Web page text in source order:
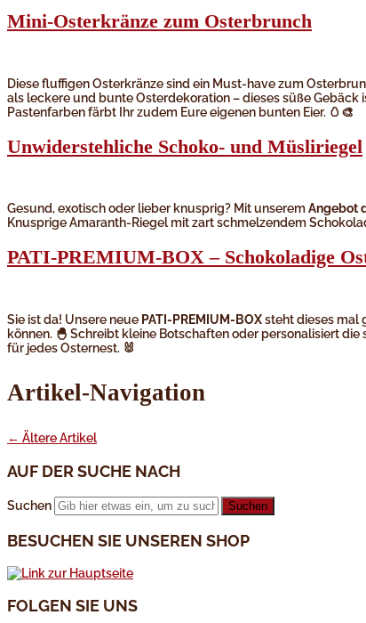
Mini-Osterkränze zum Osterbrunch
Diese fluffigen Osterkränze sind ein Must-have zum
als leckere und bunte Osterdekoration – dieses süße
Pastenfarben färbt Ihr zudem Eure eigenen bunten Eier. 🥚🎨
Unwiderstehliche Schoko- und Müsliriegel
Gesund, exotisch oder lieber knusprig? Mit unseremAngebot
Knusprige Amaranth-Riegel mit zart schmelzendem
PATI-PREMIUM-BOX – Schokoladige
Sie ist da! Unsere neue PATI-PREMIUM-BOXsteht dieses mal
können. 🐣 Schreibt kleine Botschaften oder personalisiert
für jedes Osternest. 🐰
Artikel-Navigation
← Ältere Artikel
AUF DER SUCHE NACH
Suchen
BESUCHEN SIE UNSEREN SHOP
FOLGEN SIE UNS